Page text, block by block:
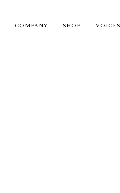
COMPANY SHOP VOICES